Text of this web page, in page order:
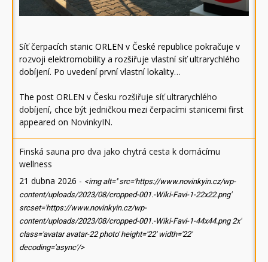
Síť čerpacích stanic ORLEN v České republice pokračuje v
rozvoji elektromobility a rozšiřuje vlastní síť ultrarychlého
dobíjení. Po uvedení první vlastní lokality…
The post ORLEN v Česku rozšiřuje síť ultrarychlého
dobíjení, chce být jedničkou mezi čerpacími stanicemi first
appeared on NovinkyIN.
Finská sauna pro dva jako chytrá cesta k domácímu
wellness
21 dubna 2026 - <img alt='' src='https://www.novinkyin.cz/wp-
content/uploads/2023/08/cropped-001.-Wiki-Favi-1-22x22.png'
srcset='https://www.novinkyin.cz/wp-
content/uploads/2023/08/cropped-001.-Wiki-Favi-1-44x44.png 2x'
class='avatar avatar-22 photo' height='22' width='22'
decoding='async'/>